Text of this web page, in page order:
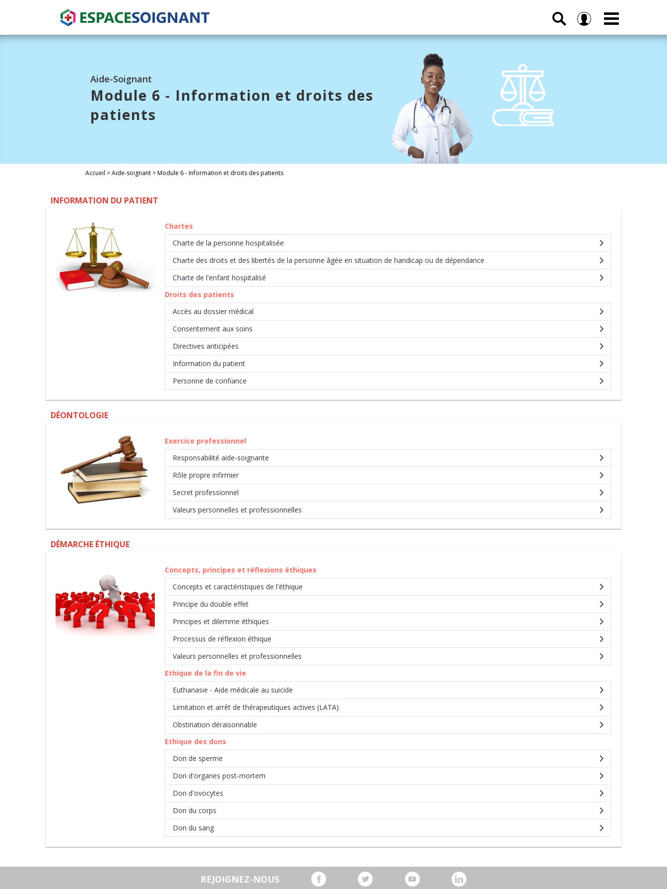
Aide-Soignant
Module 6 - Information et droits des
patients
Accueil >Aide-soignant >Module 6 - Information et droits des patients
INFORMATION DU PATIENT
Chartes
Charte de la personne hospitalisée
Charte des droits et des libertés de la personne âgée en situation de handicap ou de dépendance
Charte de l'enfant hospitalisé
Droits des patients
Accès au dossier médical
Consentement aux soins
Directives anticipées
Information du patient
Personne de confiance
DÉONTOLOGIE
Exercice professionnel
Responsabilité aide-soignante
Rôle propre infirmier
Secret professionnel
Valeurs personnelles et professionnelles
DÉMARCHE ÉTHIQUE
Concepts, principes et réflexions éthiques
Concepts et caractéristiques de l'éthique
Principe du double effet
Principes et dilemme éthiques
Processus de réflexion éthique
Valeurs personnelles et professionnelles
Ethique de la fin de vie
Euthanasie - Aide médicale au suicide
Limitation et arrêt de thérapeutiques actives (LATA)
Obstination déraisonnable
Ethique des dons
Don de sperme
Don d'organes post-mortem
Don d'ovocytes
Don du corps
Don du sang
REJOIGNEZ-NOUS